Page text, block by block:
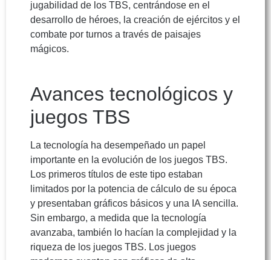
jugabilidad de los TBS, centrándose en el
desarrollo de héroes, la creación de ejércitos y el
combate por turnos a través de paisajes
mágicos.
Avances tecnológicos y
juegos TBS
La tecnología ha desempeñado un papel
importante en la evolución de los juegos TBS.
Los primeros títulos de este tipo estaban
limitados por la potencia de cálculo de su época
y presentaban gráficos básicos y una IA sencilla.
Sin embargo, a medida que la tecnología
avanzaba, también lo hacían la complejidad y la
riqueza de los juegos TBS. Los juegos